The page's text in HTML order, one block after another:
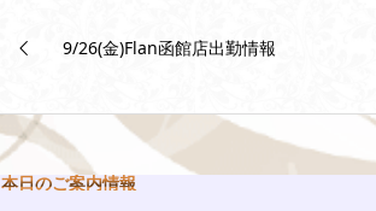
9/26(金)Flan函館店出勤情報
本日のご案内情報